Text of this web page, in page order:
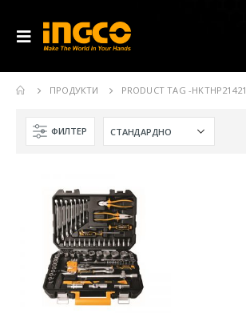
ПРОДУКТИ PRODUCT TAG -HKTHP21421
ФИЛТЕР